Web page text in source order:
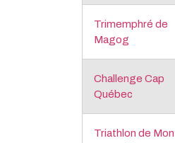
Trimemphré de
Magog
Challenge Cap
Québec
Triathlon de